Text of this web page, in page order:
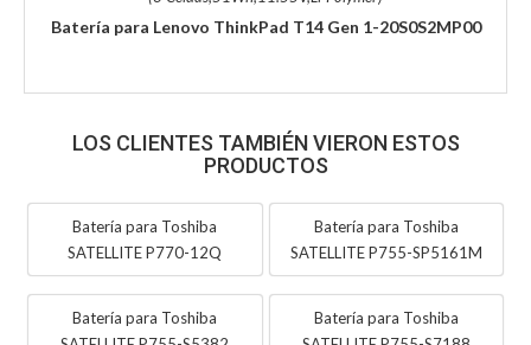
Batería para Lenovo ThinkPad T14 Gen 1-20S0S2MP00
LOS CLIENTES TAMBIÉN VIERON ESTOS
PRODUCTOS
Batería para Toshiba
SATELLITE P770-12Q
Batería para Toshiba
SATELLITE P755-SP5161M
Batería para Toshiba
Batería para Toshiba